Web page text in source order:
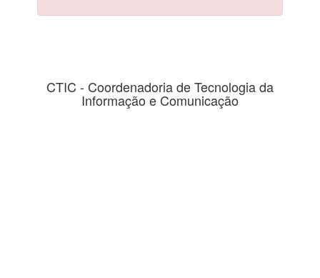
CTIC - Coordenadoria de Tecnologia da
Informação e Comunicação